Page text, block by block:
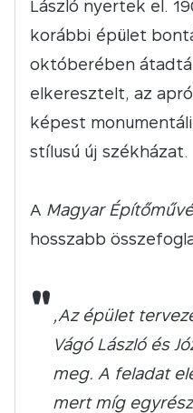
László nyertek el.
korábbi épület
októberében
elkeresztelt, az
képest
stílusú új székházat.
A Magyar
hosszabb
" „Az épület
Vágó László és
meg. A feladat
mert míg